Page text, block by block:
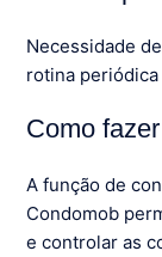
Necessidade
rotina
Como
A função de
Condomob
e controlar as